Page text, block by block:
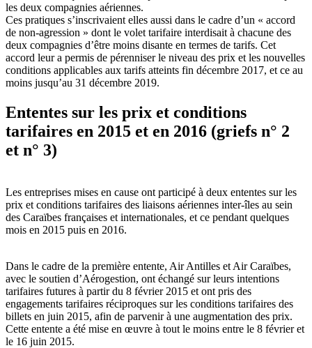
les deux compagnies aériennes.
Ces pratiques s’inscrivaient elles aussi dans le cadre d’un « accord
de non-agression » dont le volet tarifaire interdisait à chacune des
deux compagnies d’être moins disante en termes de tarifs. Cet
accord leur a permis de pérenniser le niveau des prix et les nouvelles
conditions applicables aux tarifs atteints fin décembre 2017, et ce au
moins jusqu’au 31 décembre 2019.
Ententes sur les prix et conditions
tarifaires en 2015 et en 2016 (griefs n° 2
et n° 3)
Les entreprises mises en cause ont participé à deux ententes sur les
prix et conditions tarifaires des liaisons aériennes inter-îles au sein
des Caraïbes françaises et internationales, et ce pendant quelques
mois en 2015 puis en 2016.
Dans le cadre de la première entente, Air Antilles et Air Caraïbes,
avec le soutien d’Aérogestion, ont échangé sur leurs intentions
tarifaires futures à partir du 8 février 2015 et ont pris des
engagements tarifaires réciproques sur les conditions tarifaires des
billets en juin 2015, afin de parvenir à une augmentation des prix.
Cette entente a été mise en œuvre à tout le moins entre le 8 février et
le 16 juin 2015.